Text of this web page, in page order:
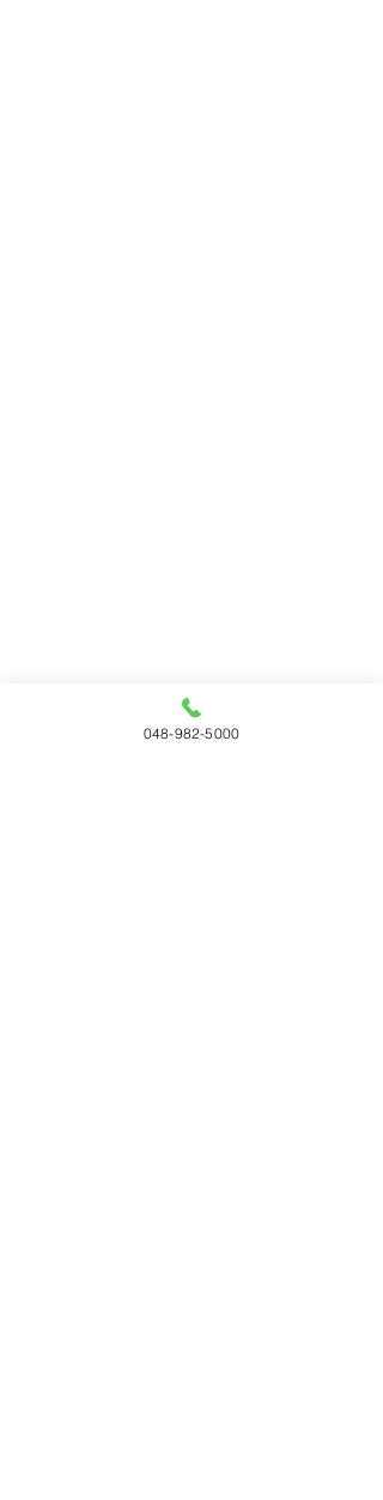
048-982-5000